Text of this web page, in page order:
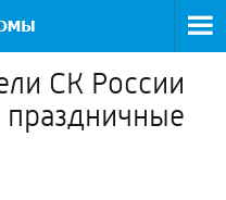
СК России
праздничные